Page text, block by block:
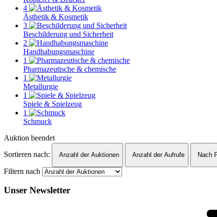
4
Ästhetik & Kosmetik
3
Beschilderung und Sicherheit
2
Handhabungsmaschine
1
Pharmazeutische & chemische
1
Metallurgie
1
Spiele & Spielzeug
1
Schmuck
Auktion beendet
Sortieren nach:
Anzahl der Auktionen Anzahl der Aufrufe Nach
Filtern nach
Unser Newsletter